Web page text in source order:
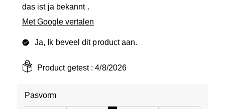
das ist ja bekannt .
Met Google vertalen
Ja, Ik beveel dit product aan.
Product getest :4/8/2026
Pasvorm